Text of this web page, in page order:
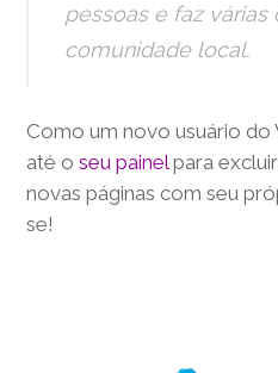
pessoas e faz
comunidade local.
Como um novo usuário
até oseu painelpara
novas páginas com seu
se!